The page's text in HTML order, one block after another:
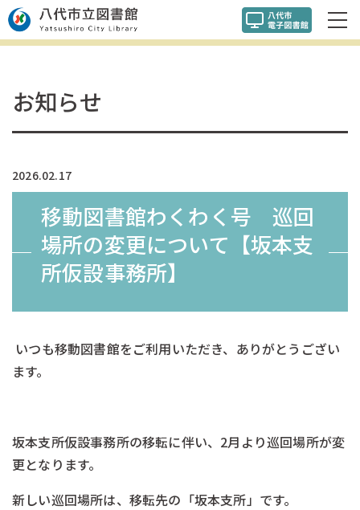
お知らせ
2026.02.17
移動図書館わくわく号 巡回
場所の変更について【坂本支
所仮設事務所】
いつも移動図書館をご利用いただき、ありがとうござい
ます。
坂本支所仮設事務所の移転に伴い、2月より巡回場所が変
更となります。
新しい巡回場所は、移転先の「坂本支所」です。